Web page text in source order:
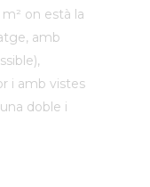
on està la
amb
i amb vistes
doble i